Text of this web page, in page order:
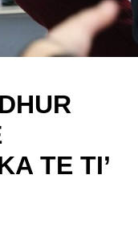
TE TI’